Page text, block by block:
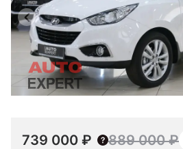
739 000 ₽ 889 000 ₽